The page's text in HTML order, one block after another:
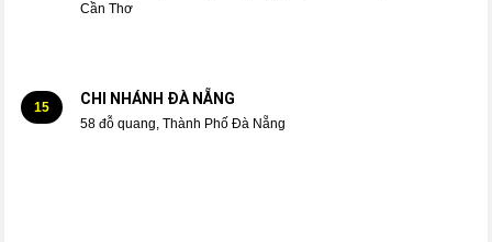
Cần Thơ
15 CHI NHÁNH ĐÀ NẴNG
58 đỗ quang, Thành Phố Đà Nẵng